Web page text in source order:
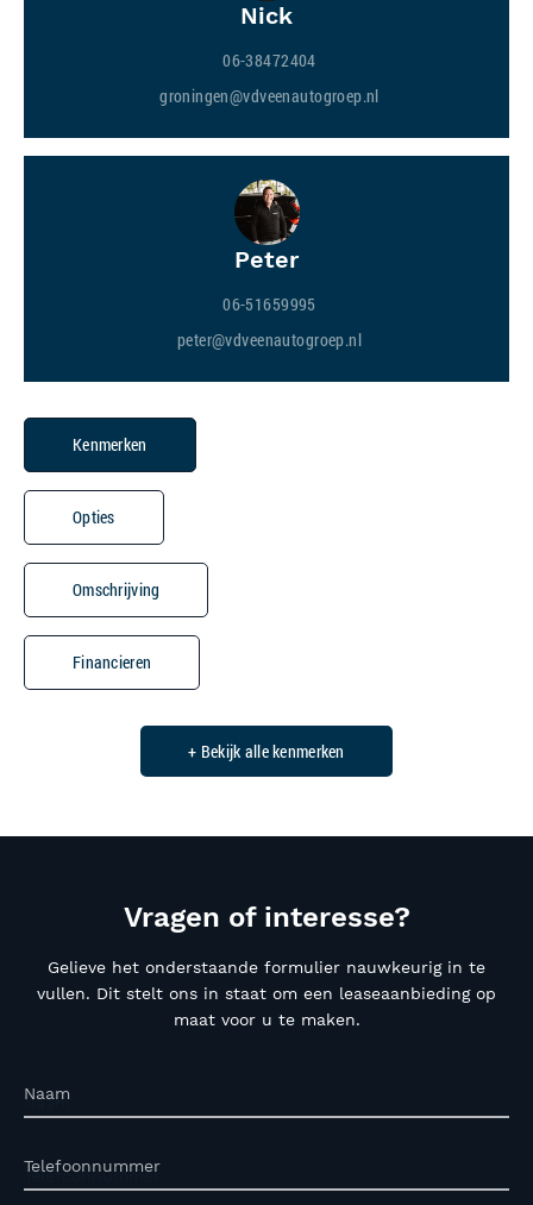
Kenmerken
Opties
Omschrijving
Financieren
Peter
06-51659995
peter@vdveenautogroep.nl
Nick
06-38472404
groningen@vdveenautogroep.nl
+ Bekijk alle kenmerken
Vragen of interesse?
Gelieve het onderstaande formulier nauwkeurig in te
vullen. Dit stelt ons in staat om een leaseaanbieding op
maat voor u te maken.
Naam
Telefoonnummer